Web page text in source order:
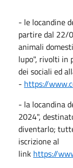
- le locandine
partire dal 22/
animali
lupo", rivolti in
dei sociali ed
- https://
- la locandina
2024",
diventarlo;
iscrizione al
link https://